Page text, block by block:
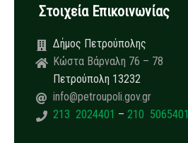
Στοιχεία Επικοινωνίας
Δήμος Πετρούπολης
Κώστα Βάρναλη 76 – 78
Πετρούπολη 13232
info@petroupoli.gov.gr
213 2024401 – 210 5065401